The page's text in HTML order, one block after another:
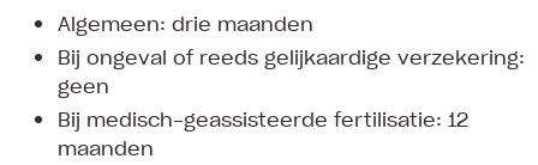
Algemeen: drie maanden
Bij ongeval of reeds gelijkaardige verzekering:
geen
Bij medisch-geassisteerde fertilisatie: 12
maanden